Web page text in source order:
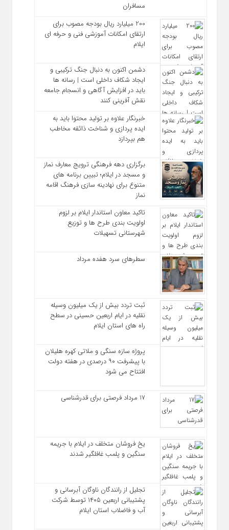
مسافران
200 میلیارد ریال بودجه مصوب برای
ارتقای امکانات آموزشی فنی‌ و حرفه‌ ای
ایلام
دشمن اکنون به دنبال جنگ ترکیبی و
ایجاد شکاف داخلی است | رسانه‌ ها
باید در افزایش آگاهی و انسجام جامعه
نقش‌ آفرینی کنند
خبرنگار علاوه بر تولید محتوا باید به
ایده‌ پردازی و شناخت ذائقه مخاطب
هم بپردازد
برگزاری دهه فرهنگی ترویج معارف نماز
و مسجد در ایلام؛ تبیین برنامه‌ های
متنوع برای نهادینه‌ سازی فرهنگ اقامه
نماز
تاکید معاون استاندار ایلام بر لزوم
اولویت‌ بندی طرح‌ ها و توزیع
شهرستانی تسهیلات
سطرهای سرد هفده مرداد
ثبت تردد بیش از یک میلیون وسیله
نقلیه در ایام اربعین حسینی در سطح
راه‌ های استان ایلام
پروژه سازه سنگی و ملاتی کهره هلیلان
با پیشرفت ۹۰ درصدی در هفته دولت
افتتاح می شود
17 مرداد فرصتی برای قدرشناسی
یخ‌ فروشان متخلف در ایلام با جریمه
سنگین و پلمب غافلگیر شدند
تجلیل از رانندگان ناوگان آبرسانی و
پشتیبانی اربعین ۱۴۰۵ توسط شرکت
آب و فاضلاب استان ایلام